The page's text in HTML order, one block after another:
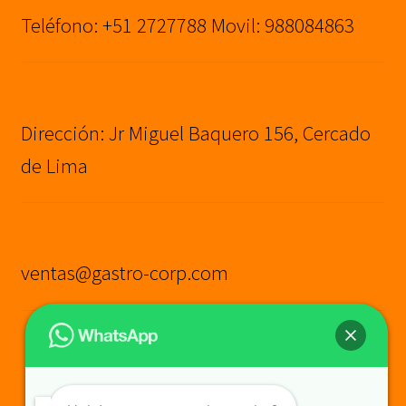
Teléfono: +51 2727788 Movil: 988084863
Dirección: Jr Miguel Baquero 156, Cercado
de Lima
ventas@gastro-corp.com